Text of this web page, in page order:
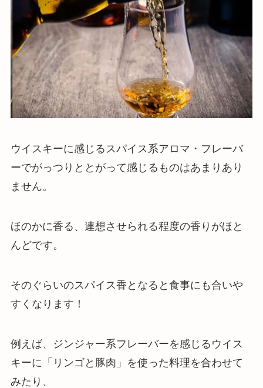
ウイスキーに感じるスパイス系アロマ・フレーバ
ーでがっつりととがって感じるものはあまりあり
ません。
ほのかに香る、連想させられる程度の香りがほと
んどです。
そのぐらいのスパイス香となると食事にも合いや
すくなります！
例えば、ジンジャー系フレーバーを感じるウイス
キーに「リンゴと豚肉」を使った料理を合わせて
みたり、